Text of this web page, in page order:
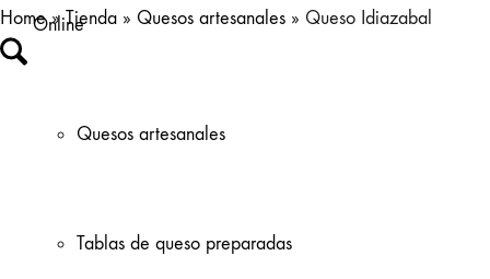
Online
Quesos artesanales
Tablas de queso preparadas
Home»Tienda » Quesos artesanales » Queso Idiazabal